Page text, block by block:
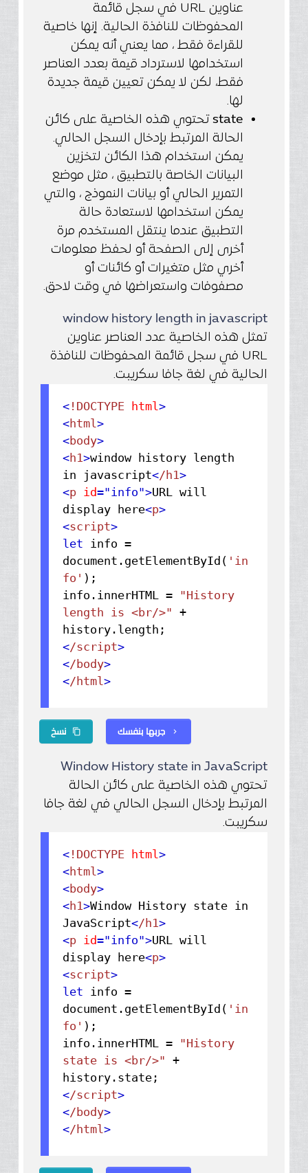
عناوين URL في سجل قائمة
المحفوظات للنافذة الحالية. إنها خاصية
للقراءة فقط ، مما يعني أنه يمكن
استخدامها لاسترداد قيمة بعدد العناصر
فقط، لكن لا يمكن تعيين قيمة جديدة
لها.
state تحتوي هذه الخاصية على كائن
الحالة المرتبط بإدخال السجل الحالي.
يمكن استخدام هذا الكائن لتخزين
البيانات الخاصة بالتطبيق ، مثل موضع
التمرير الحالي أو بيانات النموذج ، والتي
يمكن استخدامها لاستعادة حالة
التطبيق عندما ينتقل المستخدم مرة
أخرى إلى الصفحة أو لحفظ معلومات
أخري مثل متغيرات أو كائنات أو
مصفوفات واستعراضها في وقت لاحق.
window history length in javascript
تمثل هذه الخاصية عدد العناصر عناوين
URL في سجل قائمة المحفوظات للنافذة
الحالية في لغة جافا سكريبت.
< !DOCTYPE html >
<html >
<body>
<h1>window history length
in javascript</h1>
<p id="info">URL will
display here<p>
<script>
let info =
document. getElementById ( 'in
fo' );
info. innerHTML = "History
length is <br/>" +
history. length
</script>
</body>
</html >
نسخ content_copy جربها بنفسك chevron_right
Window History state in JavaScript
تحتوي هذه الخاصية على كائن الحالة
المرتبط بإدخال السجل الحالي في لغة جافا
سكريبت.
< !DOCTYPE html >
<html >
<body>
<h1>Window History state in
JavaScript</h1>
<p id="info">URL will
display here<p>
<script>
let info =
document. getElementById ( 'in
fo' );
info. innerHTML = "History
state is <br/>" +
history. state
</script>
</body>
</html >